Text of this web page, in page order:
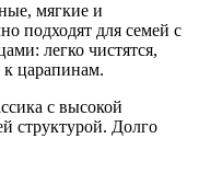
мягкие и
подходят для семей с
легко чистятся,
царапинам.
с высокой
структурой. Долго